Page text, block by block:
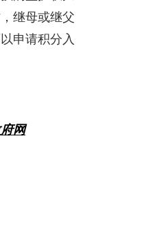
继母或继父
申请积分入
网